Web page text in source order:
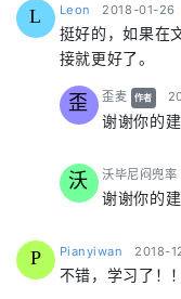
L Leon says:
2018-01-26
挺好的，如果在
接就更好了。
歪 歪麦 says:
作者
谢谢你的建
沃 沃毕尼闷兜率
谢谢你的
P Pianyiwan says:
2018-
不错，学习了！！